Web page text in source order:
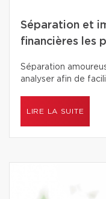
Séparation et
financières les
Séparation
analyser afin de
LIRE LA SUITE